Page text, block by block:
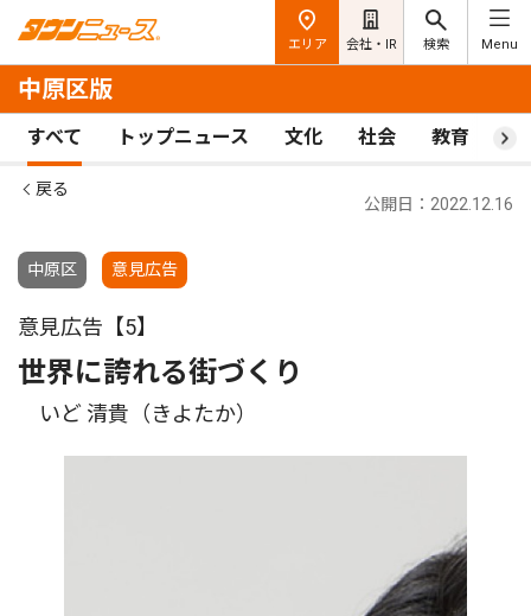
エリア 会社・IR 検索 Menu
中原区版
すべて トップニュース 文化 社会 教育 ス
戻る
中原区 意見広告
公開日：2022.12.16
意見広告【5】
世界に誇れる街づくり
いど 清貴（きよたか）